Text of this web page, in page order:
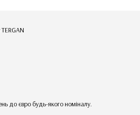
до євро будь-якого номіналу.